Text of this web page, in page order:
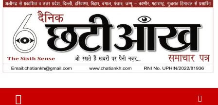
Skip
content
Chatiankh